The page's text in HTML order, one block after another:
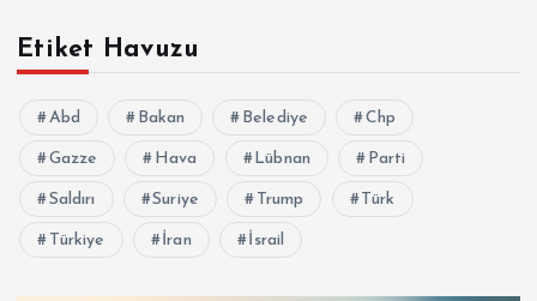
Etiket Havuzu
Abd Bakan Belediye Chp
Gazze Hava Lübnan Parti
Saldırı Suriye Trump Türk
Türkiye İran İsrail